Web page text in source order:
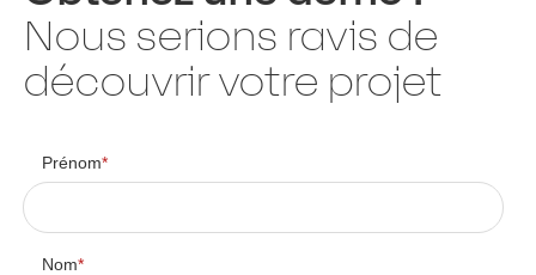
Nous serions ravis de
découvrir votre projet
Prénom*
Nom*